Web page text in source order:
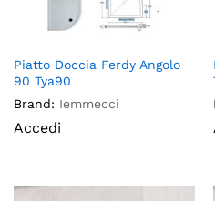
Piatto Doccia Ferdy Angolo
90 Tya90
Brand: Iemmecci
Accedi